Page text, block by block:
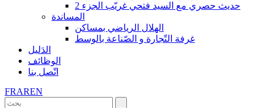
حديث حصري مع السيد فتحي غريّب الجزء 2
المساندة
الهلال الرياضي بمساكن
غرفة التّجارة و الصّناعة بالوسط
الدَليل
الوظائف
اتّصل بنا
FRAREN